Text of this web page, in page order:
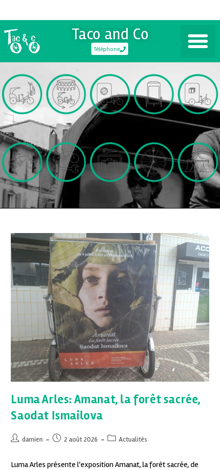
Taco and Co
Téléphone
Luma Arles: Amanat, la forêt sacrée,
Saodat Ismailova
damien 2 août 2026 Actualités
Luma Arles présente l'exposition Amanat, la forêt sacrée, de